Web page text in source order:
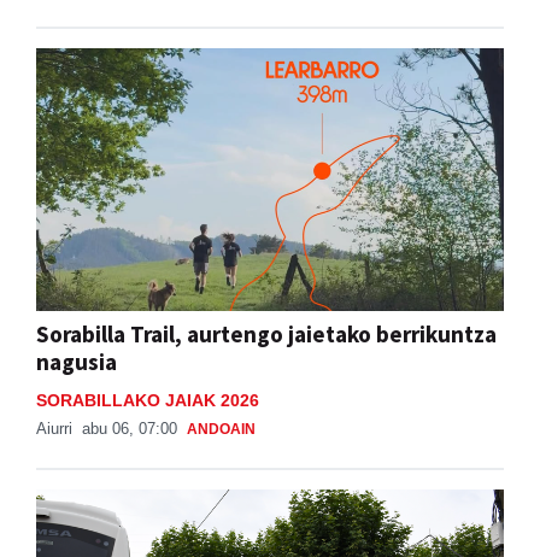
Sorabilla Trail, aurtengo jaietako berrikuntza
nagusia
SORABILLAKO JAIAK 2026
Aiurri abu 06, 07:00 ANDOAIN